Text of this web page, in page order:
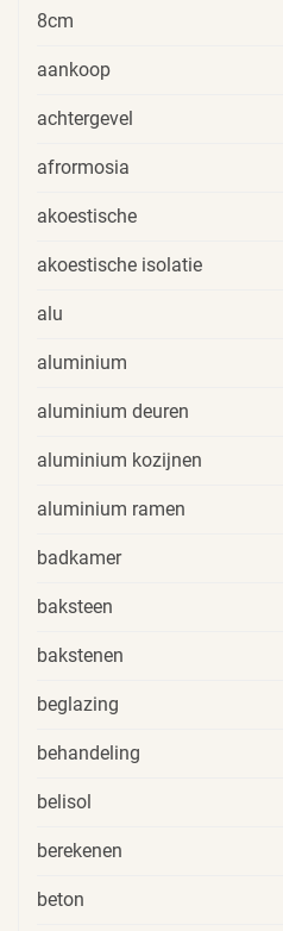
8cm
aankoop
achtergevel
afrormosia
akoestische
akoestische isolatie
alu
aluminium
aluminium deuren
aluminium kozijnen
aluminium ramen
badkamer
baksteen
bakstenen
beglazing
behandeling
belisol
berekenen
beton